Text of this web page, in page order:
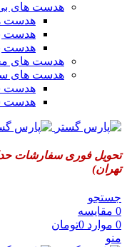
هدست های
هدست
هدست
هدست
هدست های
هدست های
هدست
هدست
تحویل فوری سفارشات
تهران)
جستجو
0 مقایسه
0 موارد 0تومان
منو